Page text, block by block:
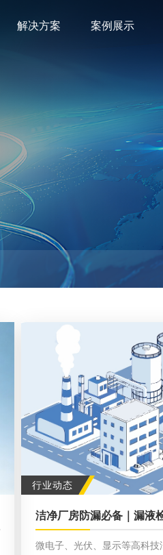
解决方案 案例展示
行业动态
洁净厂房防漏必备｜漏液检
微电子、光伏、显示等高科